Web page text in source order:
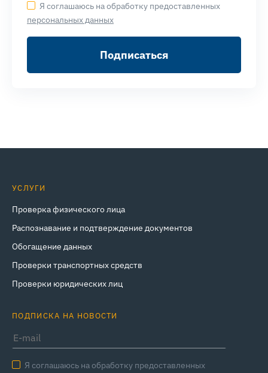
Я соглашаюсь на обработку предоставленных
персональных данных
Подписаться
УСЛУГИ
Проверка физического лица
Распознавание и подтверждение документов
Обогащение данных
Проверки транспортных средств
Проверки юридических лиц
ПОДПИСКА НА НОВОСТИ
Я соглашаюсь на обработку предоставленных